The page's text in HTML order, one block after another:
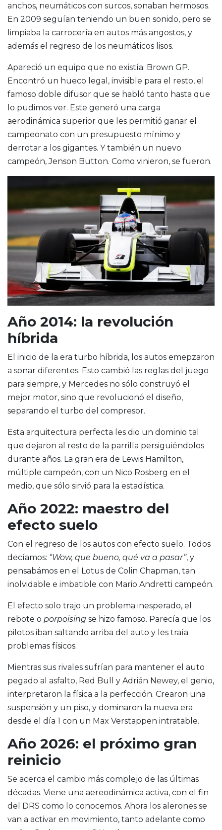
anchos, neumáticos con surcos, sonaban hermosos.
En 2009 seguían teniendo un buen sonido, pero se
limpiaba la carrocería en autos más angostos, y
además el regreso de los neumáticos lisos.
Apareció un equipo que no existía: Brown GP.
Encontró un hueco legal, invisible para el resto, el
famoso doble difusor que se habló tanto hasta que
lo pudimos ver. Este generó una carga
aerodinámica superior que les permitió ganar el
campeonato con un presupuesto mínimo y
derrotar a los gigantes. Y también un nuevo
campeón, Jenson Button. Como vinieron, se fueron.
Año 2014: la revolución
híbrida
El inicio de la era turbo híbrida, los autos emepzaron
a sonar diferentes. Esto cambió las reglas del juego
para siempre, y Mercedes no sólo construyó el
mejor motor, sino que revolucionó el diseño,
separando el turbo del compresor.
Esta arquitectura perfecta les dio un dominio tal
que dejaron al resto de la parrilla persiguiéndolos
durante años. La gran era de Lewis Hamilton,
múltiple campeón, con un Nico Rosberg en el
medio, que sólo sirvió para la estadística.
Año 2022: maestro del
efecto suelo
Con el regreso de los autos con efecto suelo. Todos
decíamos: “Wow, que bueno, qué va a pasar”, y
pensabámos en el Lotus de Colin Chapman, tan
inolvidable e imbatible con Mario Andretti campeón.
El efecto solo trajo un problema inesperado, el
rebote o porpoising se hizo famoso. Parecía que los
pilotos iban saltando arriba del auto y les traía
problemas físicos.
Mientras sus rivales sufrían para mantener el auto
pegado al asfalto, Red Bull y Adrián Newey, el genio,
interpretaron la física a la perfección. Crearon una
suspensión y un piso, y dominaron la nueva era
desde el día 1 con un Max Verstappen intratable.
Año 2026: el próximo gran
reinicio
Se acerca el cambio más complejo de las últimas
décadas. Viene una aereodinámica activa, con el fin
del DRS como lo conocemos. Ahora los alerones se
van a activar en movimiento, tanto adelante como